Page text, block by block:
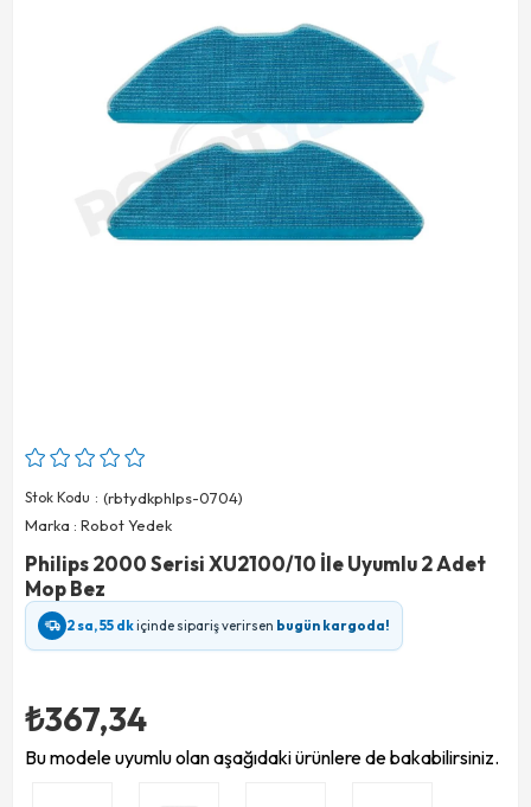
Stok Kodu
(rbtydkphlps-0704)
Marka : Robot Yedek
Philips 2000 Serisi XU2100/10 İle Uyumlu 2 Adet
Mop Bez
2 sa, 55 dkiçinde sipariş verirsen bugün kargoda!
₺367,34
Bu modele uyumlu olan aşağıdaki ürünlere de bakabilirsiniz.